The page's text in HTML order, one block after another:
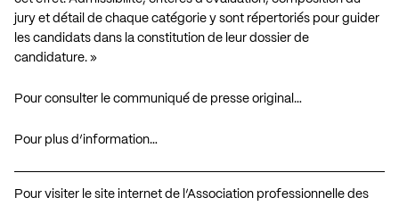
jury et détail de chaque catégorie y sont répertoriés pour guider
les candidats dans la constitution de leur dossier de
candidature. »
Pour consulter le communiqué de presse original…
Pour plus d’information…
Pour visiter le site internet de l’Association professionnelle des